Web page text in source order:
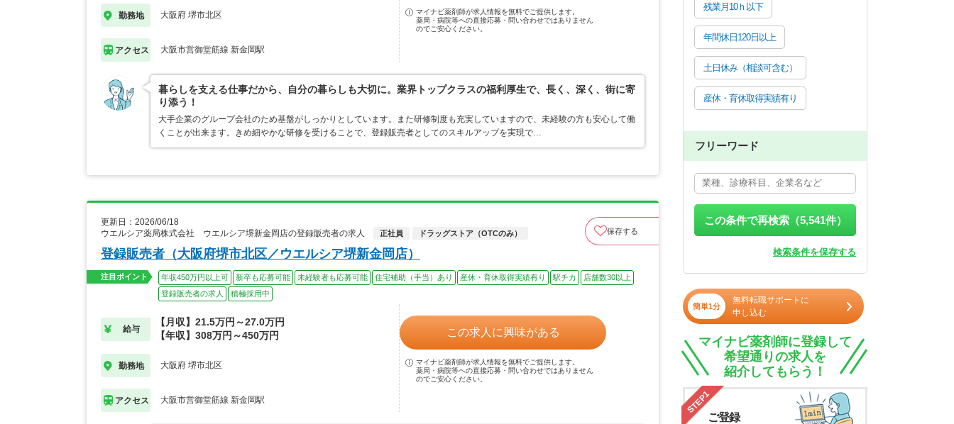
勤務地 大阪府 堺市北区
アクセス 大阪市営御堂筋線 新金岡駅
マイナビ薬剤師が求人情報を無料でご提供します。
薬局・病院等への直接応募・問い合わせではありません
のでご安心ください。
暮らしを支える仕事だから、自分の暮らしも大切に。業界トップクラスの福利厚生で、長く、深く、街に寄
り添う！
大手企業のグループ会社のため基盤がしっかりとしています。また研修制度も充実していますので、未経験の方も安心して働
くことが出来ます。きめ細やかな研修を受けることで、登録販売者としてのスキルアップを実現で…
更新日：2026/06/18
ウエルシア薬局株式会社 ウエルシア堺新金岡店の登録販売者の求人
正社員 ドラッグストア（OTCのみ） 保存する
登録販売者（大阪府堺市北区／ウエルシア堺新金岡店）
注目ポイント 年収450万円以上可 新卒も応募可能 未経験者も応募可能 住宅補助（手当）あり 産休・育休取得実績有り 駅チカ
店舗数30以上
登録販売者の求人
積極採用中
給与
【月収】21.5万円～27.0万円
【年収】308万円～450万円
勤務地 大阪府 堺市北区
アクセス 大阪市営御堂筋線 新金岡駅
この求人に興味がある
マイナビ薬剤師が求人情報を無料でご提供します。
薬局・病院等への直接応募・問い合わせではありません
のでご安心ください。
残業月10ｈ以下
年間休日120日以上
土日休み（相談可含む）
産休・育休取得実績有り
フリーワード
この条件で再検索（5,541件）
検索条件を保存する
簡単1分
無料転職サポートに
申し込む
マイナビ薬剤師に登録して
希望通りの求人を
紹介してもらう！
STEP1
ご登録